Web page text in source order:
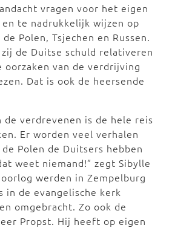
vragen voor het eigen
te nadrukkelijk wijzen op
Polen, Tsjechen en Russen.
de Duitse schuld relativeren
oorzaken van de verdrijving
Dat is ook de heersende
verdrevenen is de hele reis
Er worden veel verhalen
Polen de Duitsers hebben
weet niemand!” zegt Sibylle
werden in Zempelburg
in de evangelische kerk
omgebracht. Zo ook de
Propst. Hij heeft op eigen